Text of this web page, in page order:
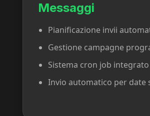
Messaggi
Pianificazione invii
Gestione campagne
Sistema cron job integrato
Invio automatico per date